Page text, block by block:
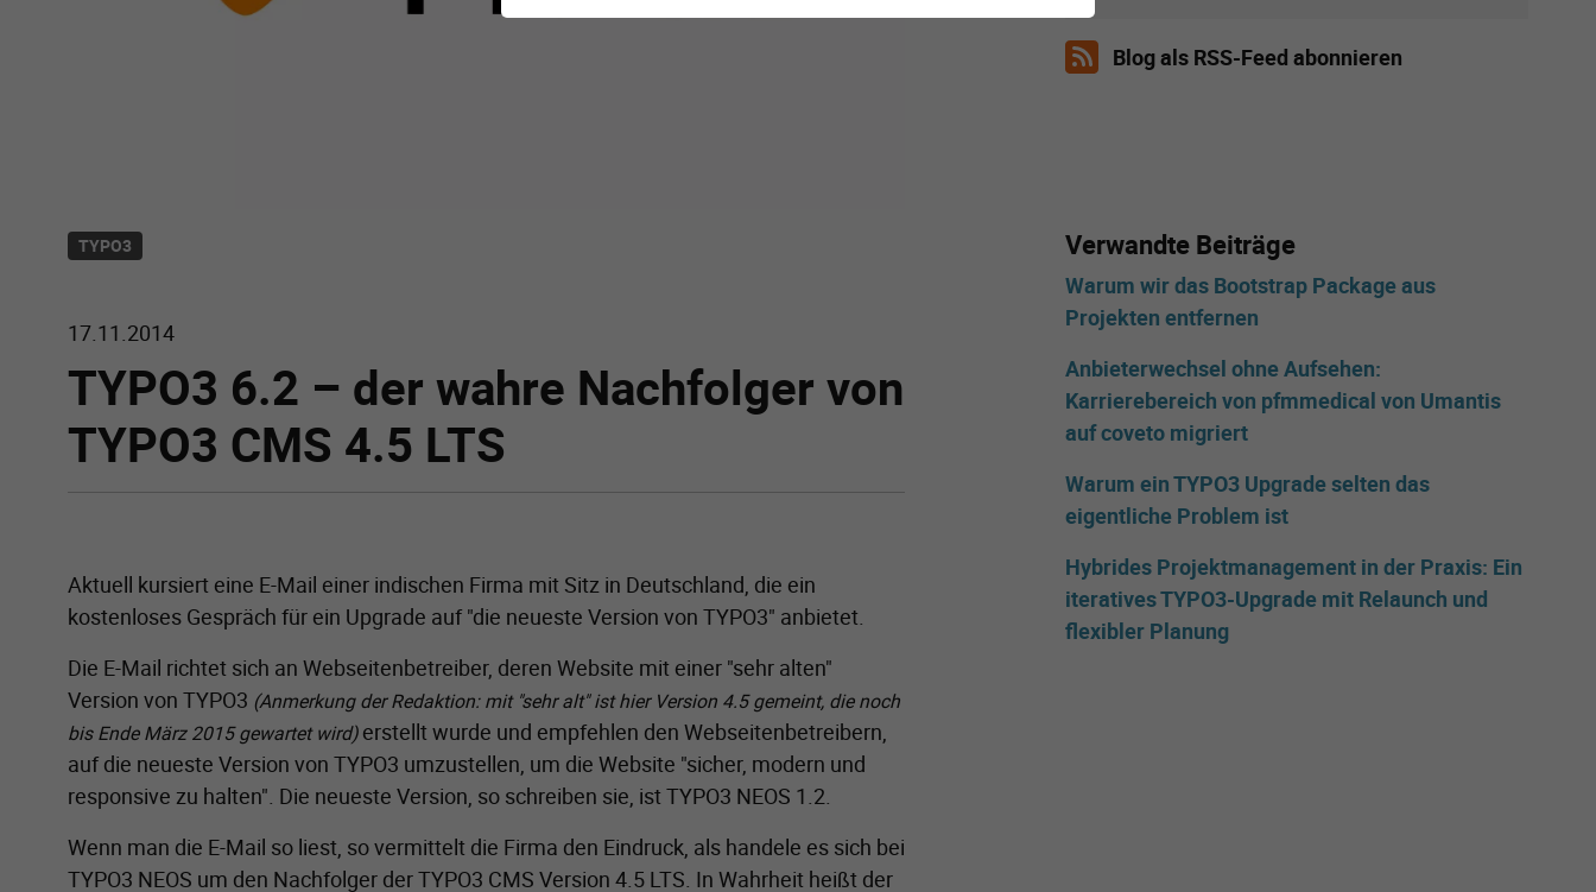
TYPO3
17.11.2014
TYPO3 6.2 – der wahre Nachfolger von
TYPO3 CMS 4.5 LTS
Aktuell kursiert eine E-Mail einer indischen Firma mit Sitz in Deutschland, die ein
kostenloses Gespräch für ein Upgrade auf "die neueste Version von TYPO3" anbietet.
Die E-Mail richtet sich an Webseitenbetreiber, deren Website mit einer "sehr alten"
Version von TYPO3 (Anmerkung der Redaktion: mit "sehr alt" ist hier Version 4.5 gemeint, die noch
bis Ende März 2015 gewartet wird)erstellt wurde und empfehlen den Webseitenbetreibern,
auf die neueste Version von TYPO3 umzustellen, um die Website "sicher, modern und
responsive zu halten". Die neueste Version, so schreiben sie, ist TYPO3 NEOS 1.2.
Wenn man die E-Mail so liest, so vermittelt die Firma den Eindruck, als handele es sich bei
TYPO3 NEOS um den Nachfolger der TYPO3 CMS Version 4.5 LTS. In Wahrheit heißt der
Blog als RSS-Feed abonnieren
Verwandte Beiträge
Warum wir das Bootstrap Package aus
Projekten entfernen
Anbieterwechsel ohne Aufsehen:
Karrierebereich von pfmmedical von Umantis
auf coveto migriert
Warum ein TYPO3 Upgrade selten das
eigentliche Problem ist
Hybrides Projektmanagement in der Praxis: Ein
iteratives TYPO3-Upgrade mit Relaunch und
flexibler Planung